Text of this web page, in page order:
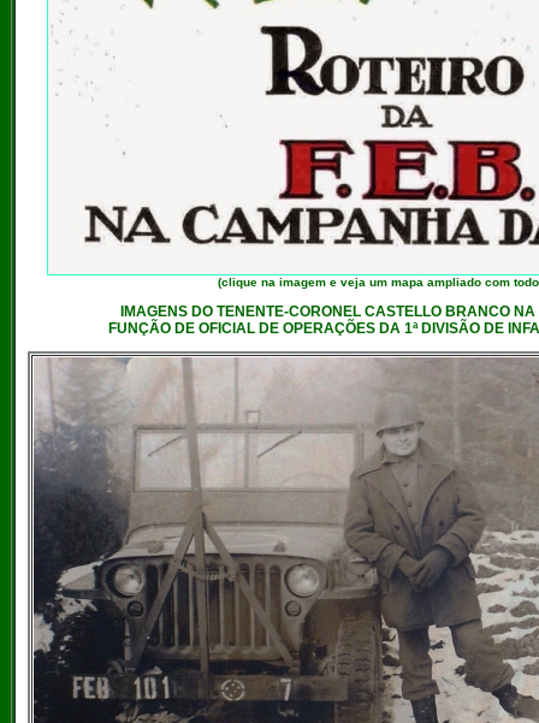
(clique na imagem e veja um mapa ampliado com
IMAGENS DO TENENTE-CORONEL CASTELLO BRANCO
FUNÇÃO DE OFICIAL DE OPERAÇÕES DA 1ª DIVISÃO DE